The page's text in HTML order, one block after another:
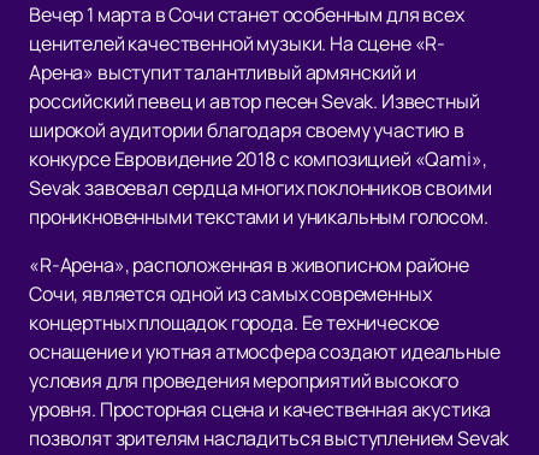
Вечер 1 марта в Сочи станет особенным для всех
ценителей качественной музыки. На сцене «R-
Арена» выступит талантливый армянский и
российский певец и автор песен Sevak. Известный
широкой аудитории благодаря своему участию в
конкурсе Евровидение 2018 с композицией «Qami»,
Sevak завоевал сердца многих поклонников своими
проникновенными текстами и уникальным голосом.
«R-Арена», расположенная в живописном районе
Сочи, является одной из самых современных
концертных площадок города. Ее техническое
оснащение и уютная атмосфера создают идеальные
условия для проведения мероприятий высокого
уровня. Просторная сцена и качественная акустика
позволят зрителям насладиться выступлением Sevak